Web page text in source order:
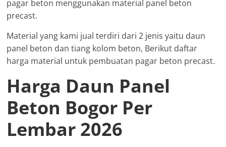
pagar beton menggunakan material panel beton
precast.
Material yang kami jual terdiri dari 2 jenis yaitu daun
panel beton dan tiang kolom beton, Berikut daftar
harga material untuk pembuatan pagar beton precast.
Harga Daun Panel
Beton Bogor Per
Lembar 2026